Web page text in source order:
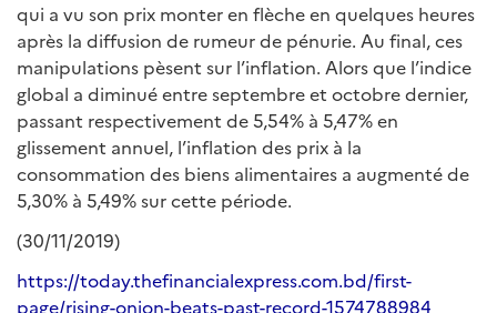
qui a vu son prix monter en flèche en quelques heures
après la diffusion de rumeur de pénurie. Au final, ces
manipulations pèsent sur l’inflation. Alors que l’indice
global a diminué entre septembre et octobre dernier,
passant respectivement de 5,54% à 5,47% en
glissement annuel, l’inflation des prix à la
consommation des biens alimentaires a augmenté de
5,30% à 5,49% sur cette période.
(30/11/2019)
https://today.thefinancialexpress.com.bd/first-
page/rising-onion-beats-past-record-1574788984